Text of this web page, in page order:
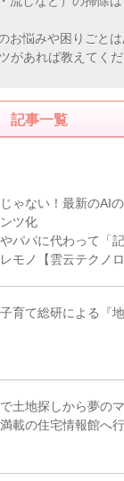
お悩みや困りごと
があれば教えてくだ
記事一覧
ゃない！最新のAI
ツ化
パパに代わって「
モノ【雲云テクノロ
育て総研による『
土地探しから夢の
載の住宅情報館へ